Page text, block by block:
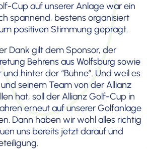
Cup auf unserer Anlage war ein
spannend, bestens organi­siert
positiven Stimmung geprägt.
Dank gilt dem Sponsor, der
Behrens aus Wolfsburg sowie
hinter der “Bühne”. Und weil es
seinem Team von der Allianz
hat, soll der Allianz Golf-Cup in
erneut auf unserer Golfan­lage
Dann haben wir wohl alles richtig
uns bereits jetzt darauf und